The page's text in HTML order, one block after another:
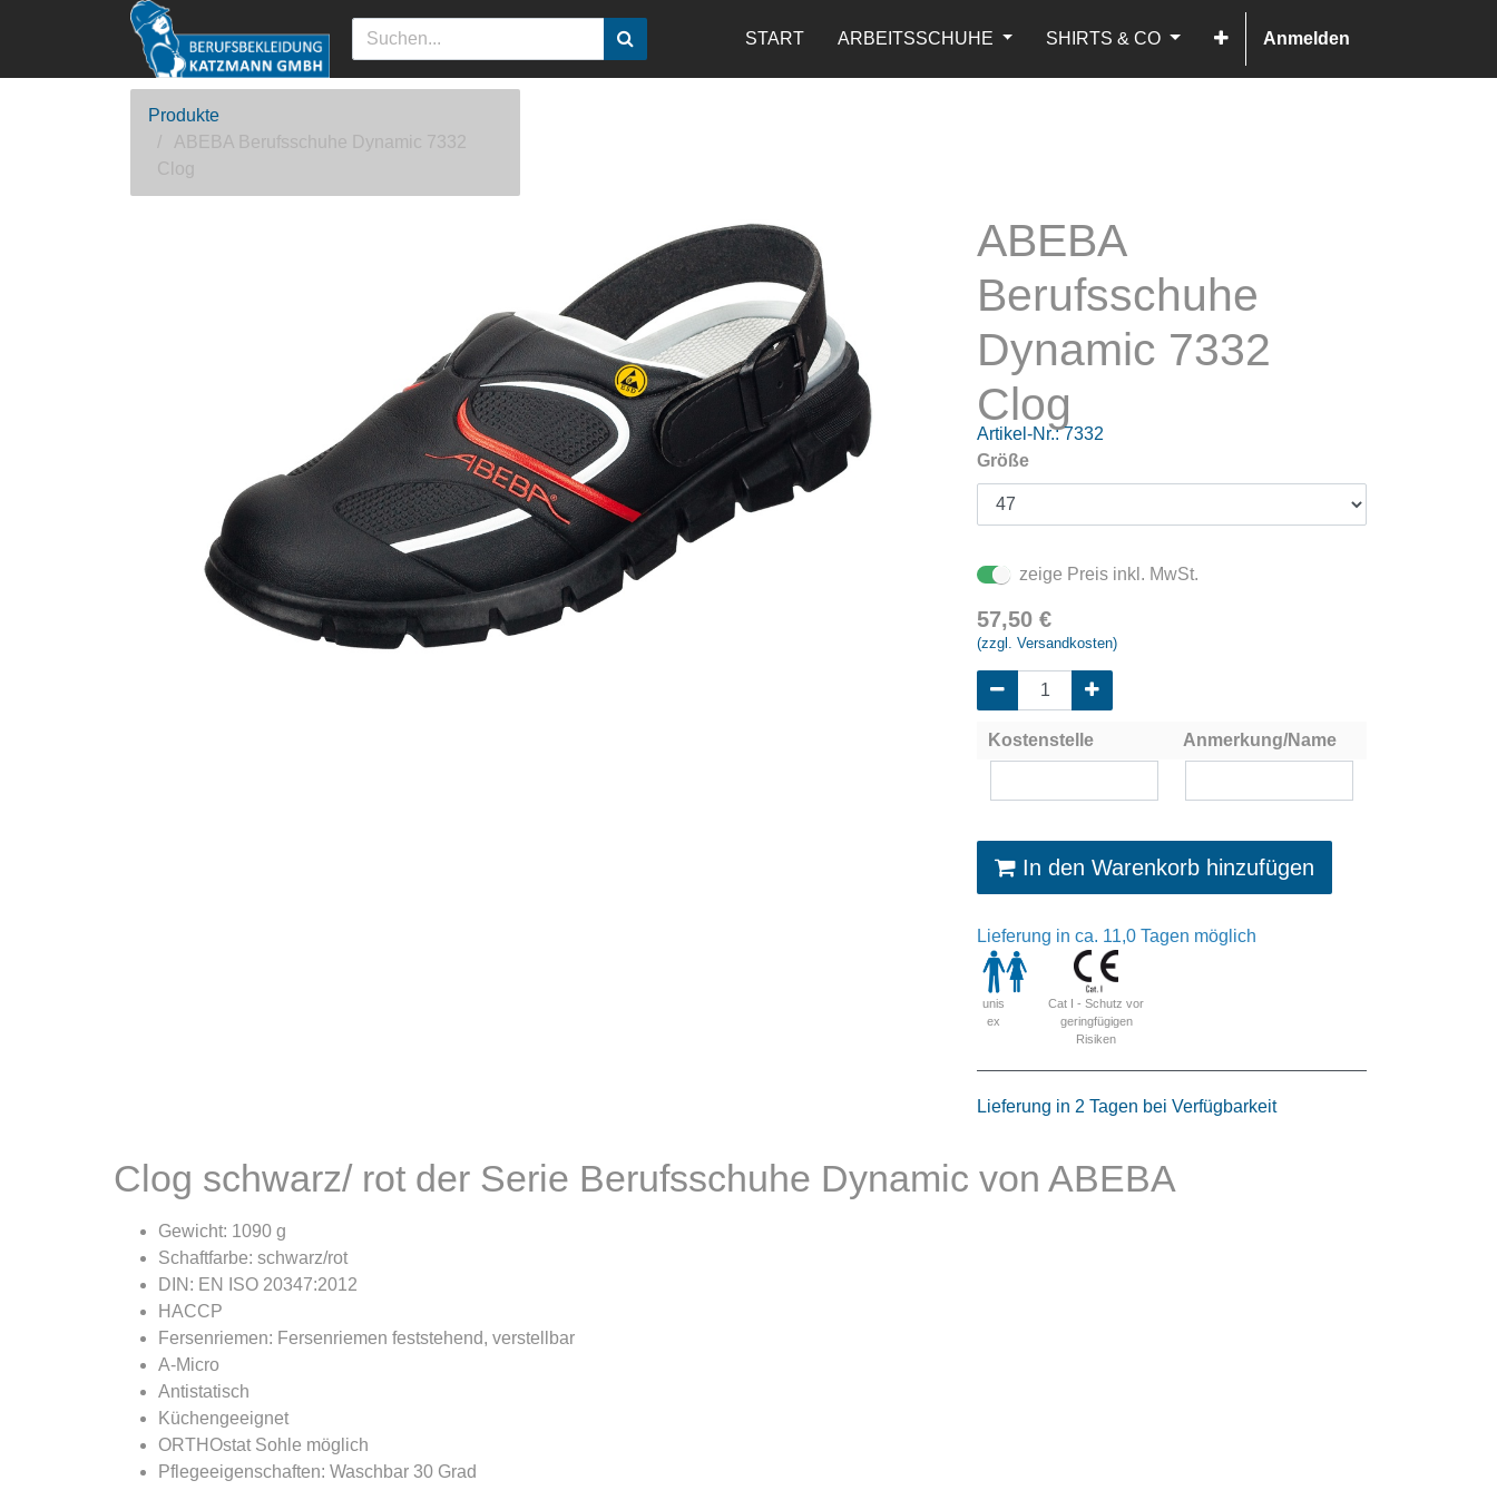
START ARBEITSSCHUHE SHIRTS & CO Anmelden
Produkte
ABEBA Berufsschuhe Dynamic 7332
Clog
ABEBA
Berufsschuhe
Dynamic 7332
Clog
Artikel-Nr.: 7332
Größe
zeige Preis inkl. MwSt.
57,50 €
(zzgl. Versandkosten)
Kostenstelle Anmerkung/Name
In den Warenkorb hinzufügen
Lieferung in ca. 11,0 Tagen möglich
unis
ex
Cat I - Schutz vor
geringfügigen
Risiken
Lieferung in 2 Tagen bei Verfügbarkeit
Clog schwarz/ rot der Serie Berufsschuhe Dynamic von ABEBA
Gewicht: 1090 g
Schaftfarbe: schwarz/rot
DIN: EN ISO 20347:2012
HACCP
Fersenriemen: Fersenriemen feststehend, verstellbar
A-Micro
Antistatisch
Küchengeeignet
ORTHOstat Sohle möglich
Pflegeeigenschaften: Waschbar 30 Grad